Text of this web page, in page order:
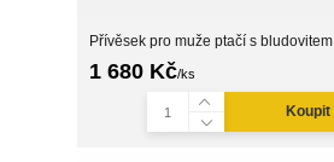
Přívěsek pro muže ptačí s bludovitem
1 680 Kč/ks
Koupit